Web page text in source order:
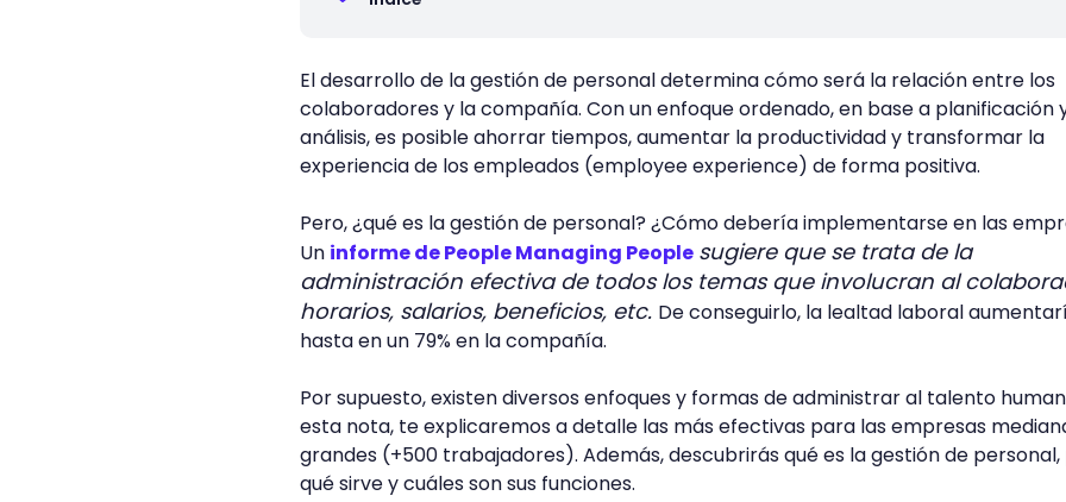
El desarrollo de la gestión de personal determina cómo será la relación entre los
colaboradores y la compañía. Con un enfoque ordenado, en base a planificación
análisis, es posible ahorrar tiempos, aumentar la productividad y transformar la
experiencia de los empleados (employee experience) de forma positiva.
Pero, ¿qué es la gestión de personal? ¿Cómo debería implementarse en las
Un informe de People Managing People sugiere que se trata de la
administración efectiva de todos los temas que involucran al
horarios, salarios, beneficios, etc. De conseguirlo, la lealtad laboral
hasta en un 79% en la compañía.
Por supuesto, existen diversos enfoques y formas de administrar al talento
esta nota, te explicaremos a detalle las más efectivas para las empresas
grandes (+500 trabajadores). Además, descubrirás qué es la gestión de
qué sirve y cuáles son sus funciones.